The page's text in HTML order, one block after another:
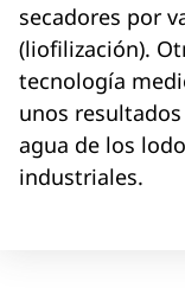
secadores por
(liofilización).
tecnología
unos
agua de los
industriales.